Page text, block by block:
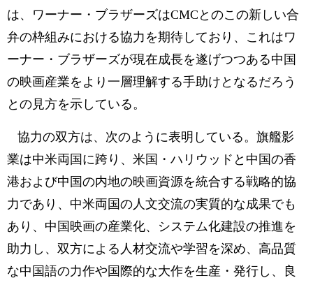
は、ワーナー・ブラザーズはCMCとのこの新しい合
弁の枠組みにおける協力を期待しており、これはワ
ーナー・ブラザーズが現在成長を遂げつつある中国
の映画産業をより一層理解する手助けとなるだろう
との見方を示している。
協力の双方は、次のように表明している。旗艦影
業は中米両国に跨り、米国・ハリウッドと中国の香
港および中国の内地の映画資源を統合する戦略的協
力であり、中米両国の人文交流の実質的な成果でも
あり、中国映画の産業化、システム化建設の推進を
助力し、双方による人材交流や学習を深め、高品質
な中国語の力作や国際的な大作を生産・発行し、良